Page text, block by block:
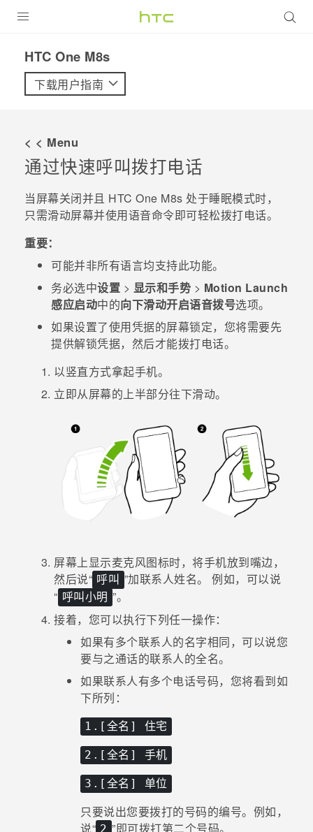
VIVE
支持帮助
在线客服
HTC One M8s‎
下载用户指南
< < Menu
通过快速呼叫拨打电话
当屏幕关闭并且 HTC One M8s 处于睡眠模式时，
只需滑动屏幕并使用语音命令即可轻松拨打电话。
重要：
可能并非所有语言均支持此功能。
务必选中设置 > 显示和手势 > Motion Launch
感应启动中的向下滑动开启语音拨号选项。
如果设置了使用凭据的屏幕锁定，您将需要先
提供解锁凭据，然后才能拨打电话。
以竖直方式拿起手机。
立即从屏幕的上半部分往下滑动。
屏幕上显示麦克风图标时，将手机放到嘴边，
然后说​“‍ 呼叫 ”加联系人姓名。例如，可以说​
“‍ 呼叫小明 ”。
接着，您可以执行下列任一操作：
如果有多个联系人的名字相同，可以说您
要与之通话的联系人的全名。
如果联系人有多个电话号码，您将看到如
下所列：
1.[全名] 住宅
2.[全名] 手机
3.[全名] 单位
只要说出您要拨打的号码的编号。例如，
说​“‍ 2 ”即可拨打第二个号码。